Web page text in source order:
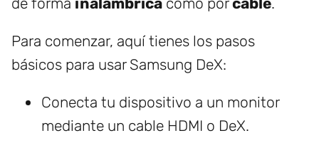
Para comenzar, aquí tienes los pasos
básicos para usar Samsung DeX:
Conecta tu dispositivo a un monitor
mediante un cable HDMI o DeX.